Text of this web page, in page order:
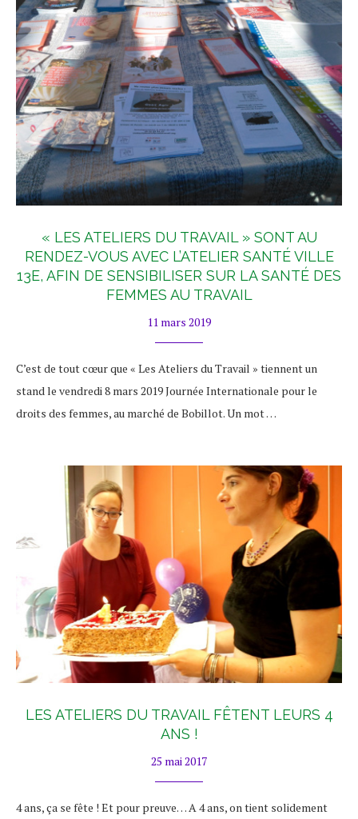
« LES ATELIERS DU TRAVAIL » SONT AU
RENDEZ-VOUS AVEC L’ATELIER SANTÉ VILLE
13E, AFIN DE SENSIBILISER SUR LA SANTÉ DES
FEMMES AU TRAVAIL
11 mars 2019
C’est de tout cœur que « Les Ateliers du Travail » tiennent un
stand le vendredi 8 mars 2019 Journée Internationale pour le
droits des femmes, au marché de Bobillot. Un mot …
LES ATELIERS DU TRAVAIL FÊTENT LEURS 4
ANS !
25 mai 2017
4 ans, ça se fête ! Et pour preuve… A 4 ans, on tient solidement